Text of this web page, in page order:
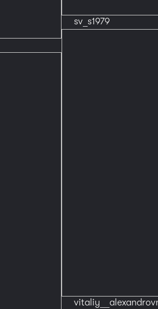
sv_s1979